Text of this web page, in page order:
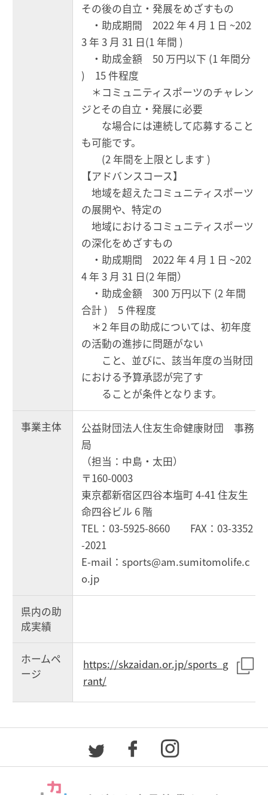
その後の自立・発展をめざすもの
・助成期間 2022 年 4 月 1 日 ~202
3 年 3 月 31 日(1 年間 )
・助成金額 50 万円以下 (1 年間分
) 15 件程度
＊コミュニティスポーツのチャレン
ジとその自立・発展に必要
な場合には連続して応募すること
も可能です。
(2 年間を上限とします )
【アドバンスコース】
地域を超えたコミュニティスポーツ
の展開や、特定の
地域におけるコミュニティスポーツ
の深化をめざすもの
・助成期間 2022 年 4 月 1 日 ~202
4 年 3 月 31 日(2 年間）
・助成金額 300 万円以下 (2 年間
合計 ) 5 件程度
＊2 年目の助成については、初年度
の活動の進捗に問題がない
こと、並びに、該当年度の当財団
における予算承認が完了す
ることが条件となります。
事業主体
公益財団法人住友生命健康財団 事務
局
（担当：中島・太田）
〒160-0003
東京都新宿区四谷本塩町 4-41 住友生
命四谷ビル 6 階
TEL：03-5925-8660 FAX：03-3352
-2021
E-mail：sports@am.sumitomolife.c
o.jp
県内の助
成実績
ホームペ
ージ
https://skzaidan.or.jp/sports_g
rant/